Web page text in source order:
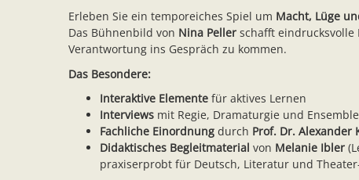
Erleben Sie ein temporeiches Spiel um Macht, Lüge
Das Bühnenbild von Nina Peller schafft eindrucksvolle
Verantwortung ins Gespräch zu kommen.
Das Besondere:
Interaktive Elemente für aktives Lernen
Interviews mit Regie, Dramaturgie und Ensemble
Fachliche Einordnung durch Prof. Dr. Alexander
Didaktisches Begleitmaterial von Melanie Ibler
praxiserprobt für Deutsch, Literatur und